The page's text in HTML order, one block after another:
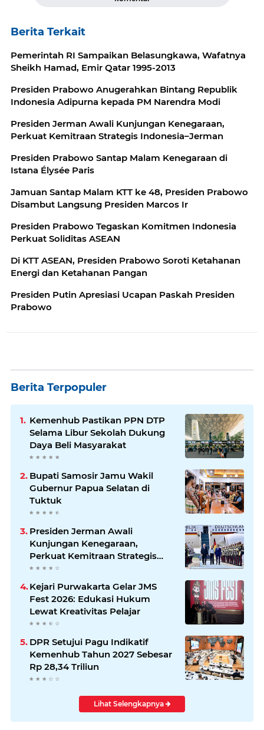
Berita Terkait
Pemerintah RI Sampaikan Belasungkawa, Wafatnya
Sheikh Hamad, Emir Qatar 1995-2013
Presiden Prabowo Anugerahkan Bintang Republik
Indonesia Adipurna kepada PM Narendra Modi
Presiden Jerman Awali Kunjungan Kenegaraan,
Perkuat Kemitraan Strategis Indonesia–Jerman
Presiden Prabowo Santap Malam Kenegaraan di
Istana Élysée Paris
Jamuan Santap Malam KTT ke 48, Presiden Prabowo
Disambut Langsung Presiden Marcos Ir
Presiden Prabowo Tegaskan Komitmen Indonesia
Perkuat Soliditas ASEAN
Di KTT ASEAN, Presiden Prabowo Soroti Ketahanan
Energi dan Ketahanan Pangan
Presiden Putin Apresiasi Ucapan Paskah Presiden
Prabowo
Berita Terpopuler
Kemenhub Pastikan PPN DTP
Selama Libur Sekolah Dukung
Daya Beli Masyarakat
Bupati Samosir Jamu Wakil
Gubernur Papua Selatan di
Tuktuk
Presiden Jerman Awali
Kunjungan Kenegaraan,
Perkuat Kemitraan Strategis
Indonesia–Jerman
Kejari Purwakarta Gelar JMS
Fest 2026: Edukasi Hukum
Lewat Kreativitas Pelajar
DPR Setujui Pagu Indikatif
Kemenhub Tahun 2027 Sebesar
Rp 28,34 Triliun
Lihat Selengkapnya